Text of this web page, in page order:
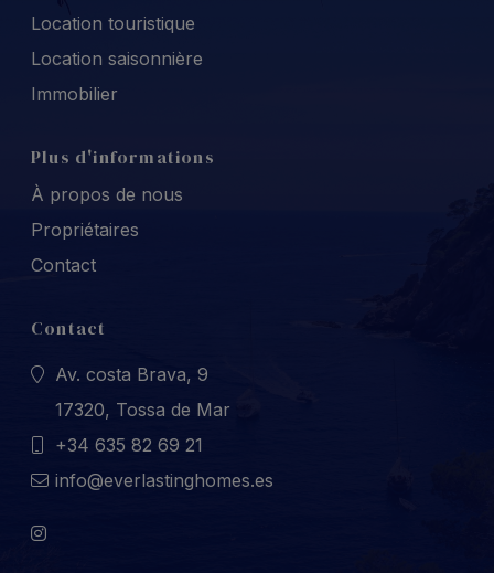
Location touristique
Location saisonnière
Immobilier
Plus d'informations
À propos de nous
Propriétaires
Contact
Contact
Av. costa Brava, 9
17320, Tossa de Mar
+34 635 82 69 21
info@everlastinghomes.es